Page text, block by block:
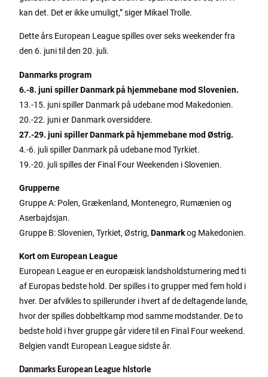
kan det. Det er ikke umuligt,” siger Mikael Trolle.
Dette års European League spilles over seks weekender fra
den 6. juni til den 20. juli.
Danmarks program
6.-8. juni spiller Danmark på hjemmebane mod Slovenien.
13.-15. juni spiller Danmark på udebane mod Makedonien.
20.-22. juni er Danmark oversiddere.
27.-29. juni spiller Danmark på hjemmebane mod Østrig.
4.-6. juli spiller Danmark på udebane mod Tyrkiet.
19.-20. juli spilles der Final Four Weekenden i Slovenien.
Grupperne
Gruppe A: Polen, Grækenland, Montenegro, Rumænien og
Aserbajdsjan.
Gruppe B: Slovenien, Tyrkiet, Østrig, Danmarkog Makedonien.
Kort om European League
European League er en europæisk landsholdsturnering med ti
af Europas bedste hold. Der spilles i to grupper med fem hold i
hver. Der afvikles to spillerunder i hvert af de deltagende lande,
hvor der spilles dobbeltkamp mod samme modstander. De to
bedste hold i hver gruppe går videre til en Final Four weekend.
Belgien vandt European League sidste år.
Danmarks European League historie